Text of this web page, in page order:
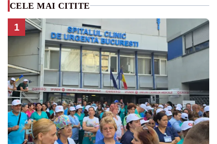
CELE MAI CITITE
1